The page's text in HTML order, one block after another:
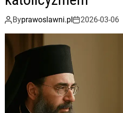
Byprawoslawni.pl 2026-03-06